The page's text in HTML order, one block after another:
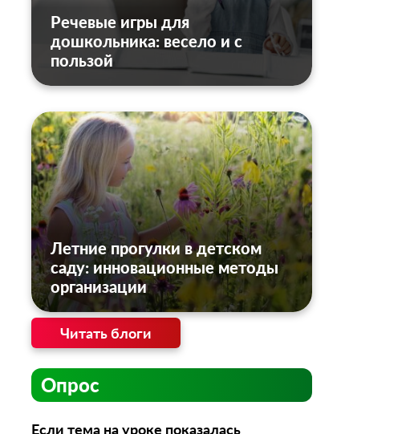
Речевые игры для
дошкольника: весело и с
пользой
Летние прогулки в детском
саду: инновационные методы
организации
Читать блоги
Опрос
Если тема на уроке показалась